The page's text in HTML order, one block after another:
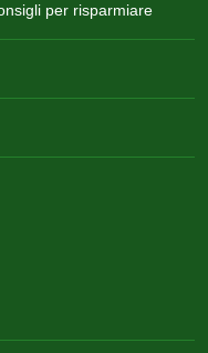
per risparmiare